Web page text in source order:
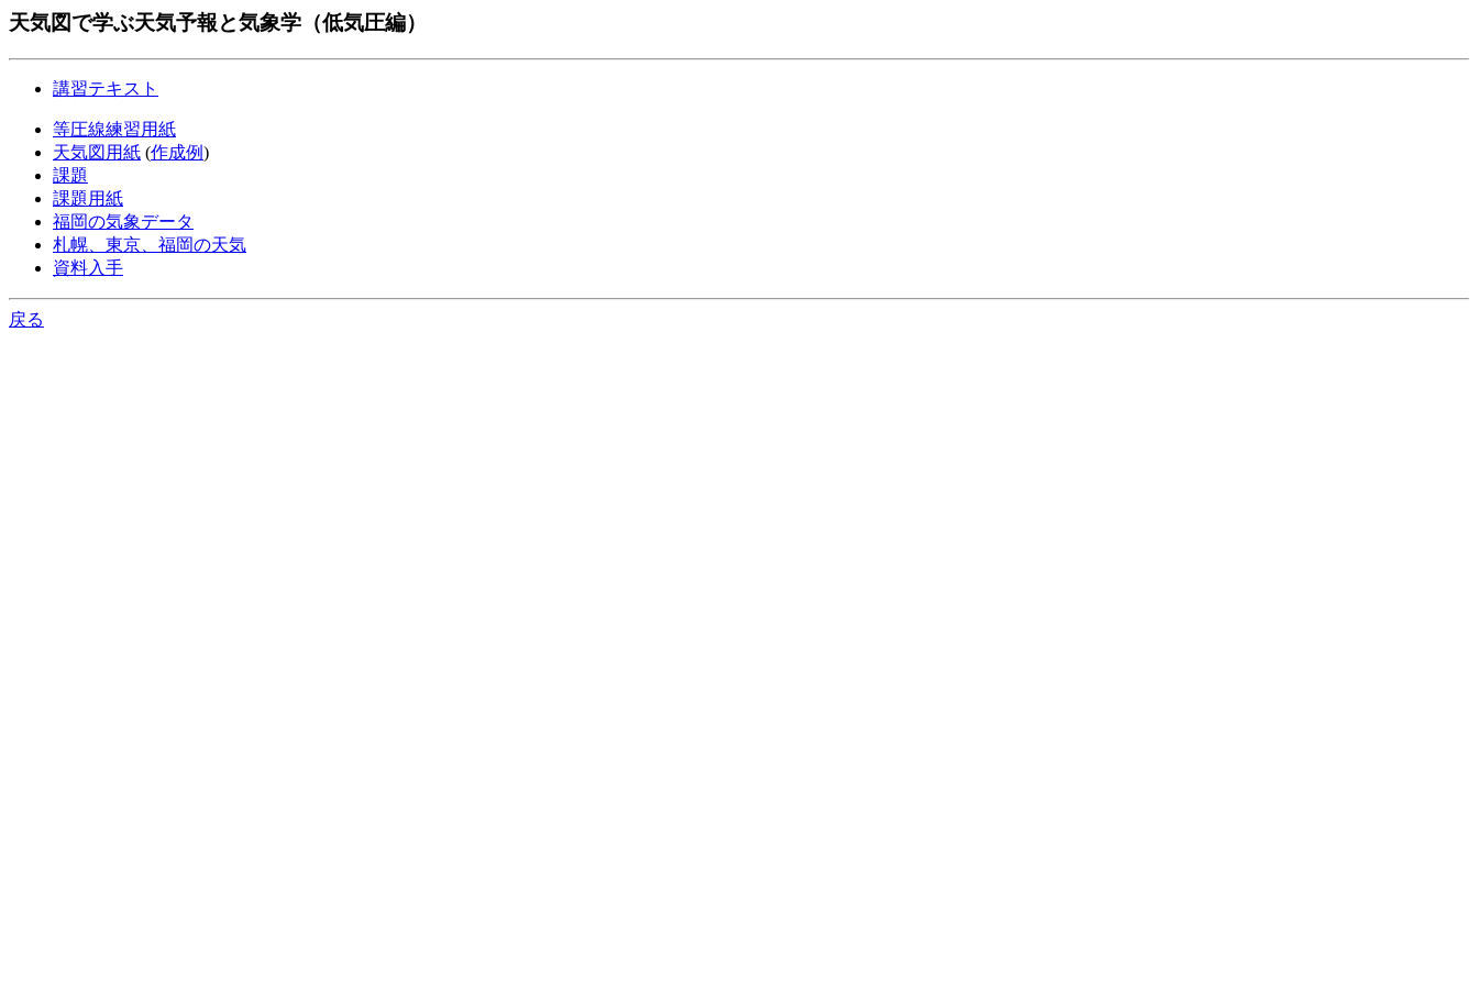
天気図で学ぶ天気予報と気象学（低気圧編）
講習テキスト
等圧線練習用紙
天気図用紙 (作成例)
課題
課題用紙
福岡の気象データ
札幌、東京、福岡の天気
資料入手
戻る